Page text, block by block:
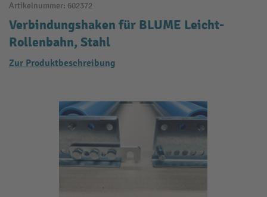
Artikelnummer: 602372
Verbindungshaken für BLUME Leicht-
Rollenbahn, Stahl
Zur Produktbeschreibung